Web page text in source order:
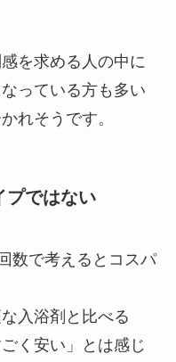
を求める人の中に
っている方も多い
れそうです。
プではない
数で考えるとコスパ
入浴剤と比べる
く安い」とは感じ